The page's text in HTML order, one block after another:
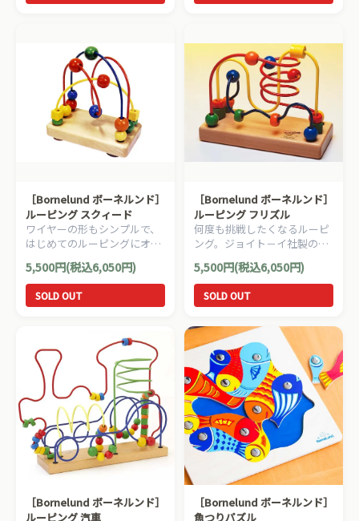
［Bornelund ボーネルンド］
ルーピング スクィード
ワイヤーの形もシンプルで、
はじめてのルーピングにオス
スメ！吸盤がついていてテー
ブルに固定することができま
す。
5,500円(税込6,050円)
SOLD OUT
［Bornelund ボーネルンド］
ルーピング フリズル
何度も挑戦したくなるルーピ
ング。ジョイト－イ社製のル
ーピングのオリジナルです。
5,500円(税込6,050円)
SOLD OUT
［Bornelund ボーネルンド］
ルーピング 汽車
［Bornelund ボーネルンド］
魚つりパズル